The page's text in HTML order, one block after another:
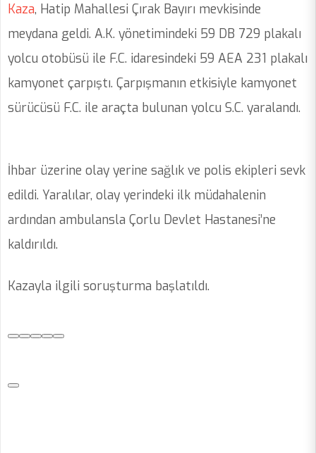
Kaza, Hatip Mahallesi Çırak Bayırı mevkisinde
meydana geldi. A.K. yönetimindeki 59 DB 729 plakalı
yolcu otobüsü ile F.C. idaresindeki 59 AEA 231 plakalı
kamyonet çarpıştı. Çarpışmanın etkisiyle kamyonet
sürücüsü F.C. ile araçta bulunan yolcu S.C. yaralandı.
İhbar üzerine olay yerine sağlık ve polis ekipleri sevk
edildi. Yaralılar, olay yerindeki ilk müdahalenin
ardından ambulansla Çorlu Devlet Hastanesi’ne
kaldırıldı.
Kazayla ilgili soruşturma başlatıldı.